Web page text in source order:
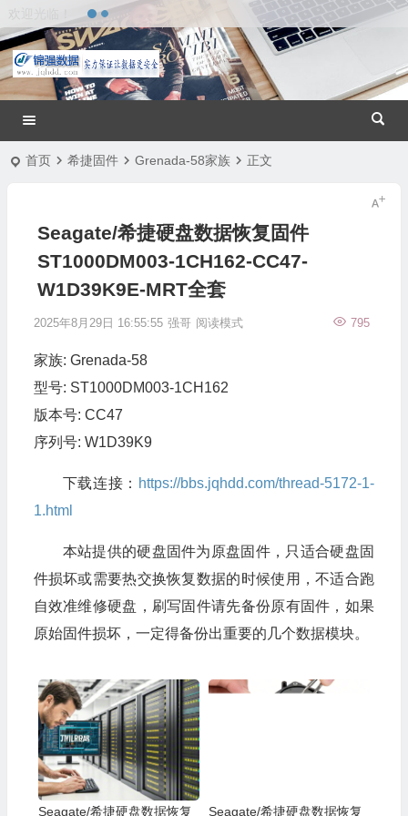
首页 希捷固件 Grenada-58家族 正文
Seagate/希捷硬盘数据恢复固件
ST1000DM003-1CH162-CC47-
W1D39K9E-MRT全套
2025年8月29日 16:55:55 强哥 795
阅读模式
家族: Grenada-58
型号: ST1000DM003-1CH162
版本号: CC47
序列号: W1D39K9
下载连接： https://bbs.jqhdd.com/thread-5172-1-
1.html
本站提供的硬盘固件为原盘固件，只适合硬盘固
件损坏或需要热交换恢复数据的时候使用，不适合跑
自效准维修硬盘，刷写固件请先备份原有固件，如果
原始固件损坏，一定得备份出重要的几个数据模块。
Seagate/希捷硬盘数据恢复 Seagate/希捷硬盘数据恢复